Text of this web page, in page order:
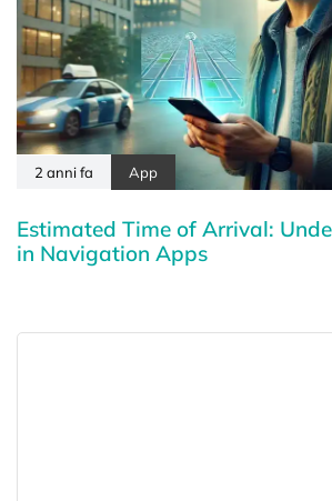
2 anni fa App
Estimated Time of Arrival:
in Navigation Apps